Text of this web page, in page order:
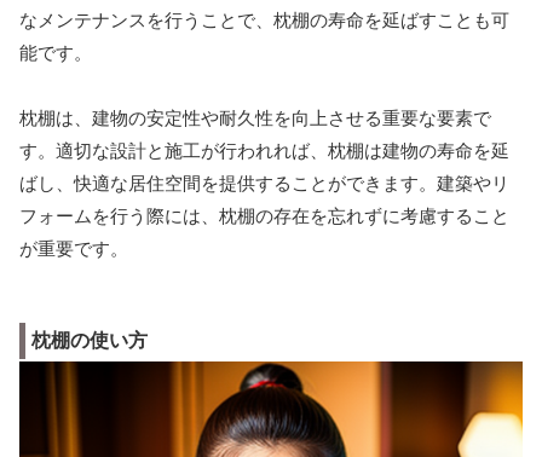
なメンテナンスを行うことで、枕棚の寿命を延ばすことも可
能です。
枕棚は、建物の安定性や耐久性を向上させる重要な要素で
す。適切な設計と施工が行われれば、枕棚は建物の寿命を延
ばし、快適な居住空間を提供することができます。建築やリ
フォームを行う際には、枕棚の存在を忘れずに考慮すること
が重要です。
枕棚の使い方